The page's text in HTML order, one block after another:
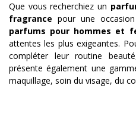
Que vous recherchiez un
fragrance pour une
parfums pour hommes et
attentes les plus exigeantes.
compléter leur routine
présente également une
maquillage, soin du visage, du